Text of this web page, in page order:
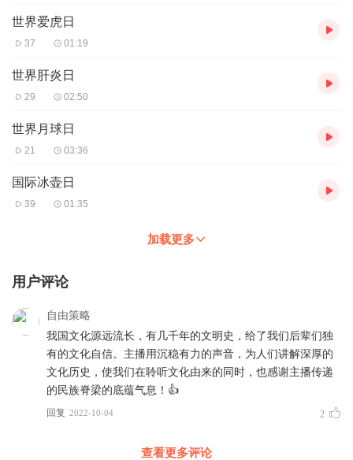
世界爱虎日
37 01:19
世界肝炎日
29 02:50
世界月球日
21 03:36
国际冰壶日
39 01:35
加载更多
用户评论
自由策略
我国文化源远流长，有几千年的文明史，给了我们后辈们独
有的文化自信。主播用沉稳有力的声音，为人们讲解深厚的
文化历史，使我们在聆听文化由来的同时，也感谢主播传递
的民族脊梁的底蕴气息！👍
回复 2022-10-04 2
查看更多评论